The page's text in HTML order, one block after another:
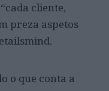
cliente,
preza aspetos
o que conta a